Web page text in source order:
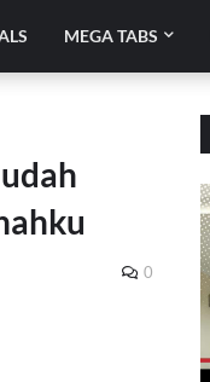
MEGA TABS
0